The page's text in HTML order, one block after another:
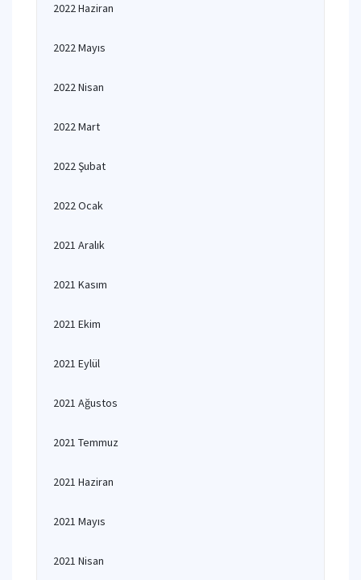
2022 Haziran
2022 Mayıs
2022 Nisan
2022 Mart
2022 Şubat
2022 Ocak
2021 Aralık
2021 Kasım
2021 Ekim
2021 Eylül
2021 Ağustos
2021 Temmuz
2021 Haziran
2021 Mayıs
2021 Nisan